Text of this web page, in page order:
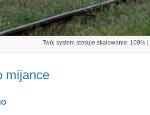
Twój system stosuje skalowanie: 100%
mijance